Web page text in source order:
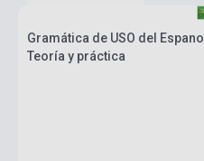
Gramática de USO del Espanol C1-C2 con solucionario -
Teoría y práctica